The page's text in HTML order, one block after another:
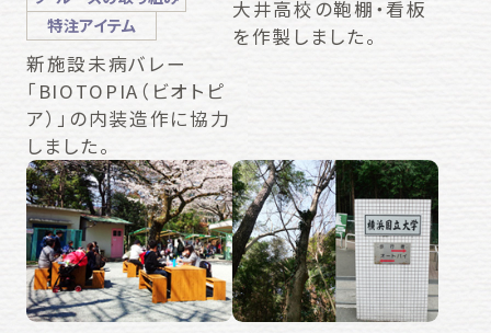
特注アイテム
新施設未病バレー
「BIOTOPIA（ビオトピ
ア）」の内装造作に協力
しました。
大井高校の鞄棚・看板
を作製しました。